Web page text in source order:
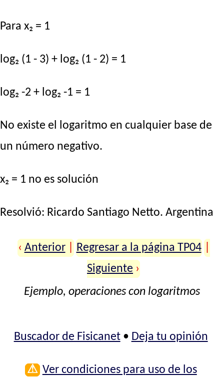
Para x₂ = 1
log₂ (1 - 3) + log₂ (1 - 2) = 1
log₂ -2 + log₂ -1 = 1
No existe el logaritmo en cualquier base de
un número negativo.
x₂ = 1 no es solución
Resolvió: Ricardo Santiago Netto. Argentina
‹ Anterior Regresar a la página TP04
Siguiente ›
Ejemplo, operaciones con logaritmos
Buscador de Fisicanet• Deja tu opinión
⚠ Ver condiciones para uso de los